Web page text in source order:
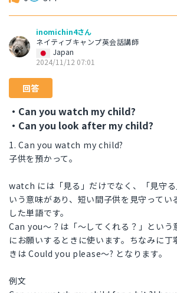
inomichin4さん
ネイティブキャンプ英会話講師
Japan
2024/11/12 07:01
回答
・Can you watch my child?
・Can you look after my child?
1. Can you watch my child?
子供を預かって。
watch には「見る」だけでなく、「見守
いう意味があり、短い間子供を見守ってい
した単語です。
Can you～？は「～してくれる？」という
にお願いするときに使います。ちなみに丁
きは Could you please～? となります。
例文